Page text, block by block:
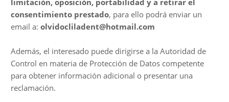
limitación, oposición, portabilidad y a retirar el
consentimiento prestado, para ello podrá enviar un
email a: olvidocliladent@hotmail.com
Además, el interesado puede dirigirse a la Autoridad de
Control en materia de Protección de Datos competente
para obtener información adicional o presentar una
reclamación.